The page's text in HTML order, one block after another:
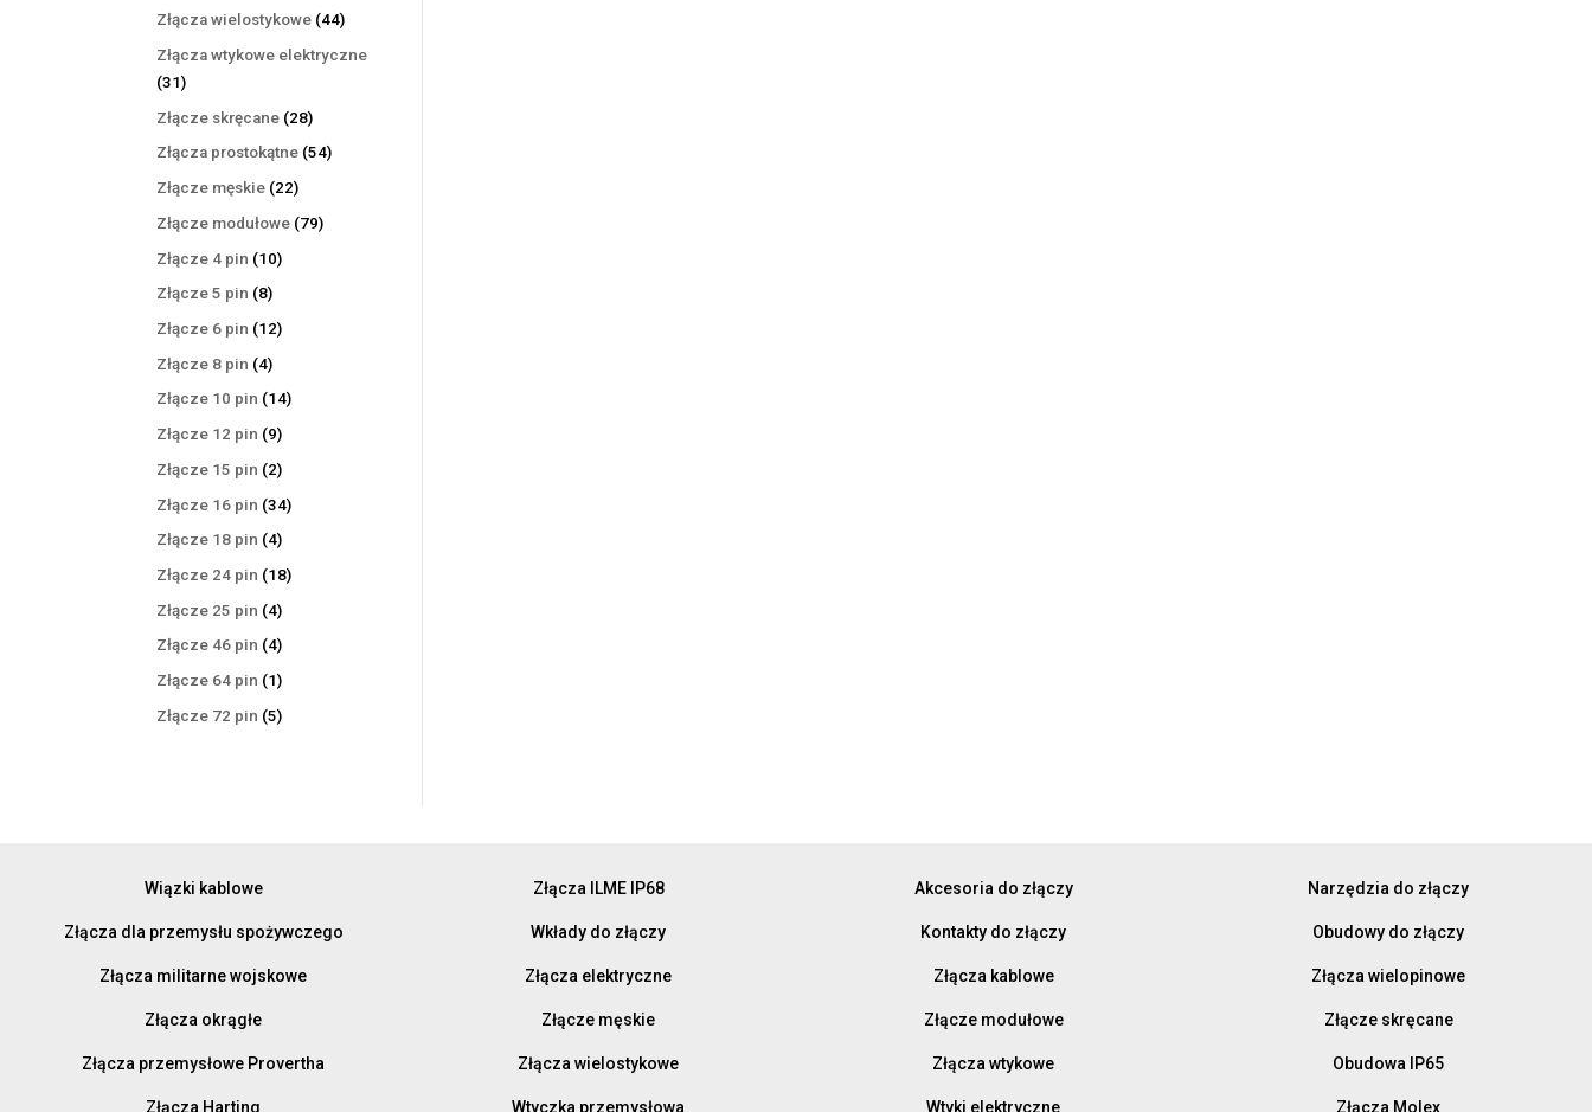
produkty
Złącza wielostykowe 4444
Złącza wtykowe elektryczne
3131
produktów
Złącze skręcane 2828
produktów
Złącza prostokątne 5454
Złącze męskie 2222
produkty
Złącze modułowe 7979
Złącze 4 pin 1010
Złącze 5 pin 88
produktów
Złącze 6 pin 1212
Złącze 8 pin 44
produkty
Złącze 10 pin 1414
Złącze 12 pin 99
produktów
Złącze 15 pin 22
produkty
Złącze 16 pin 3434
Złącze 18 pin 44
produkty
Złącze 24 pin 1818
Złącze 25 pin 44
produkty
Złącze 46 pin 44
produkty
Złącze 64 pin 11
produkt
Złącze 72 pin 55
Wiązki kablowe
Złącza dla przemysłu spożywczego
Złącza militarne wojskowe
Złącza okrągłe
Złącza przemysłowe Provertha
Złącza Harting
Złącza ILME IP68
Wkłady do złączy
Złącza elektryczne
Złącze męskie
Złącza wielostykowe
Wtyczka przemysłowa
Akcesoria do złączy
Kontakty do złączy
Złącza kablowe
Złącze modułowe
Złącza wtykowe
Wtyki elektryczne
Narzędzia do złączy
Obudowy do złączy
Złącza wielopinowe
Złącze skręcane
Obudowa IP65
Złącza Molex